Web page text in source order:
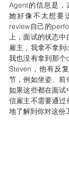
Agent的信息是
她好像不太想要
review自己的
上，面试的状态
雇主，我拿不拿
我也没有拿到那
Steven，他有反
节，例如坐姿、前
如果这些都在面试
信雇主不需要通
地了解到你对这份